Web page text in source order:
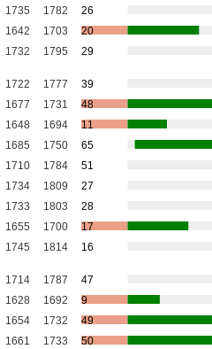
1735 1782
26
1642 1703
20
1732 1795 29
1722 1777
39
1677 1731
48
1648 1694
11
1685 1750
65
1710 1784
51
1734 1809
27
1733 1803
28
1655 1700
17
1745 1814 16
1714 1787
47
1628 1692
9
1654 1732
49
1661 1733
50